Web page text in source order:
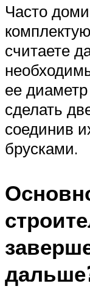
Часто
считаете
ее
сделать
соединив
брусками.